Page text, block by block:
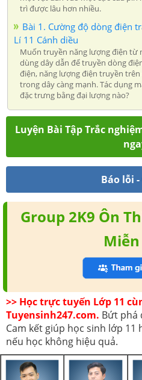
trì được lâu hơn nhiều.
Bài 1. Cường độ dòng điện
Lí 11 Cánh diều
Muốn truyền năng lượng điện từ
dùng dây dẫn để truyền dòng
điện, năng lượng điện truyền
trong dây càng mạnh. Tác dụng
đặc trưng bằng đại lượng nào?
Luyện Bài Tập Trắc
Báo lỗi -
Group 2K9 Ôn
>> Học trực tuyến Lớp 11
Tuyensinh247.com. Bứt phá
Cam kết giúp học sinh lớp
nếu học không hiệu quả.